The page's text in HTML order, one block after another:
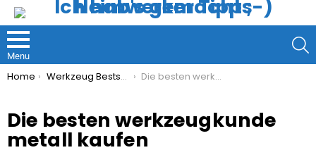
Menu
You are here:
Home Werkzeug Bestseller Die besten werkzeugkunde metall kaufen
Die besten werkzeugkunde
metall kaufen